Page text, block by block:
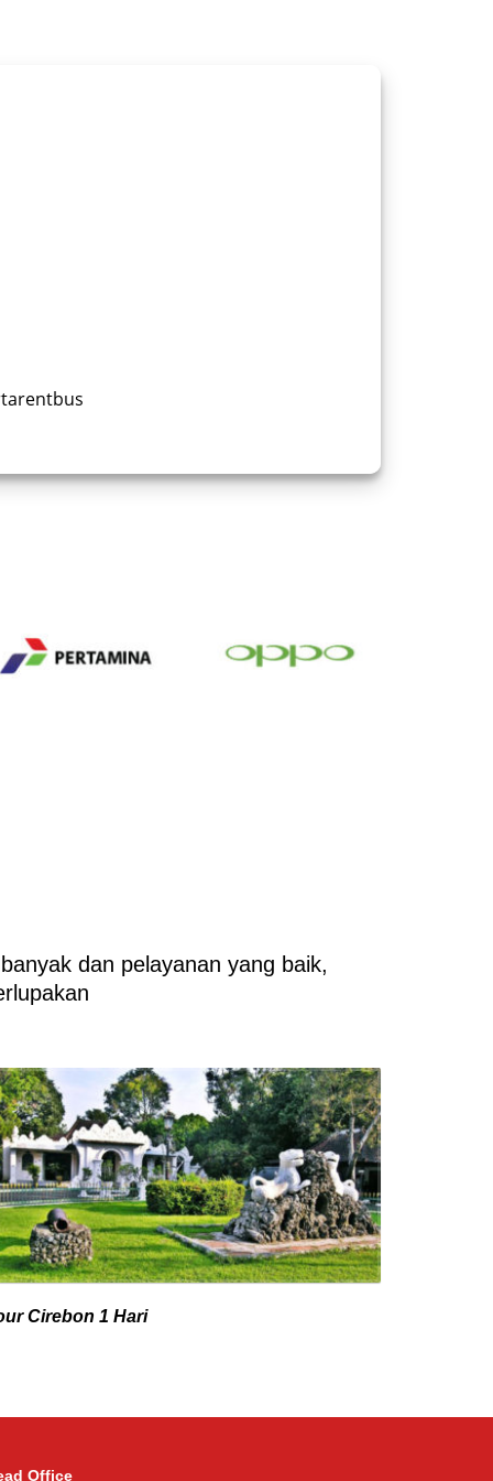
dan pelayanan yang baik,
Cirebon 1 Hari
Office